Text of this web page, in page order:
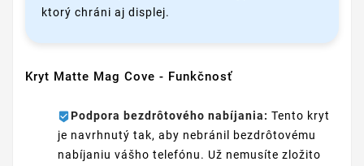
ktorý chráni aj displej.
Kryt Matte Mag Cove - Funkčnosť
Podpora bezdrôtového nabíjania: Tento kryt
je navrhnutý tak, aby nebránil bezdrôtovému
nabíjaniu vášho telefónu. Už nemusíte zložito